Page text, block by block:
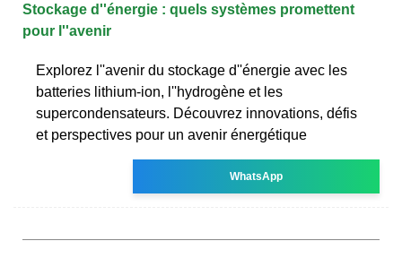
Stockage d''énergie : quels systèmes promettent
pour l''avenir
Explorez l''avenir du stockage d''énergie avec les
batteries lithium-ion, l''hydrogène et les
supercondensateurs. Découvrez innovations, défis
et perspectives pour un avenir énergétique
WhatsApp